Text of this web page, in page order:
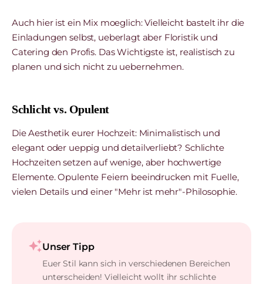
Auch hier ist ein Mix moeglich: Vielleicht bastelt ihr die
Einladungen selbst, ueberlagt aber Floristik und
Catering den Profis. Das Wichtigste ist, realistisch zu
planen und sich nicht zu uebernehmen.
Schlicht vs. Opulent
Die Aesthetik eurer Hochzeit: Minimalistisch und
elegant oder ueppig und detailverliebt? Schlichte
Hochzeiten setzen auf wenige, aber hochwertige
Elemente. Opulente Feiern beeindrucken mit Fuelle,
vielen Details und einer "Mehr ist mehr"-Philosophie.
auto_awesomeUnser Tipp
Euer Stil kann sich in verschiedenen Bereichen
unterscheiden! Vielleicht wollt ihr schlichte